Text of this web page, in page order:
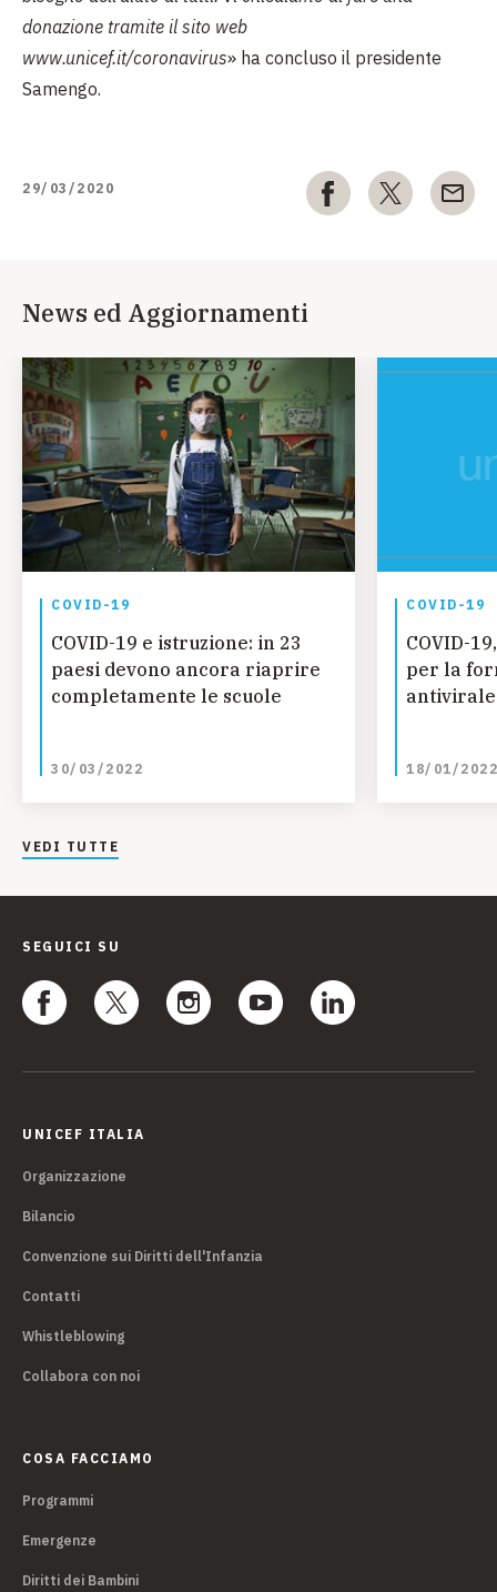
donazione tramite il sito web
www.unicef.it/coronavirus» ha concluso il presidente
Samengo.
29/03/2020
News ed Aggiornamenti
COVID-19
COVID-19 e istruzione: in 23
paesi devono ancora riaprire
completamente le scuole
30/03/2022
COVID-19
COVID-
per la
18/01/2022
VEDI TUTTE
SEGUICI SU
UNICEF ITALIA
Organizzazione
Bilancio
Convenzione sui Diritti dell'Infanzia
Contatti
Whistleblowing
Collabora con noi
COSA FACCIAMO
Programmi
Emergenze
Diritti dei Bambini